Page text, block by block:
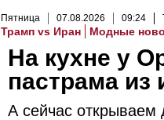
Пятница 07.08.2026 09:24
Трамп vs Иран Модные
На кухне у
пастрама из
А сейчас открываем